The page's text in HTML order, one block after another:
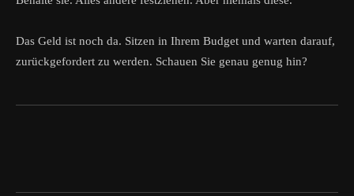
Das Geld ist noch da. Sitzen in Ihrem Budget und warten darauf,
zurückgefordert zu werden. Schauen Sie genau genug hin?